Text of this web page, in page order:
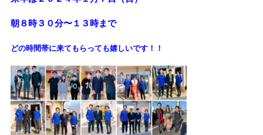
朝８時３０分〜１３時まで
どの時間帯に来てもらっても嬉しいです！！